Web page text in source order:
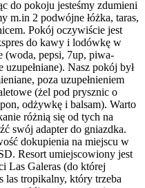
do pokoju jesteśmy zdumieni
m.in 2 podwójne łóżka, taras,
Pokój oczywiście jest
do kawy i lodówkę w
(woda, pepsi, 7up, piwa-
Nasz pokój był
poza uzupełnieniem
(żel pod prysznic o
odżywkę i balsam). Warto
różnią się od tych na
swój adapter do gniazdka.
dokupienia na miejscu w
Resort umiejscowiony jest
Las Galeras (do której
las tropikalny, który trzeba